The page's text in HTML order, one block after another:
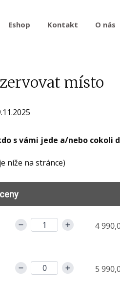
Eshop Kontakt O nás
místo
s vámi jede a/nebo cokoli
níže na stránce)
4
5